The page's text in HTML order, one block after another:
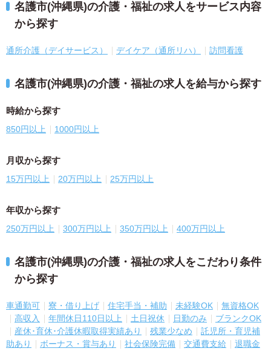
名護市(沖縄県)の介護・福祉の求人をサービス内容
から探す
通所介護（デイサービス） デイケア（通所リハ） 訪問看護
名護市(沖縄県)の介護・福祉の求人を給与から探す
時給から探す
850円以上 1000円以上
月収から探す
15万円以上 20万円以上 25万円以上
年収から探す
250万円以上 300万円以上 350万円以上 400万円以上
名護市(沖縄県)の介護・福祉の求人をこだわり条件
から探す
車通勤可 寮・借り上げ 住宅手当・補助 未経験OK
無資格OK
高収入
年間休日110日以上 土日祝休 日勤のみ
ブランクOK
産休･育休･介護休暇取得実績あり
残業少なめ
託児所・育児補
助あり
ボーナス・賞与あり 社会保険完備 交通費支給 退職金